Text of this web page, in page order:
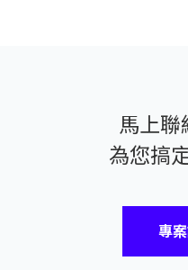
馬上聯
為您搞
專